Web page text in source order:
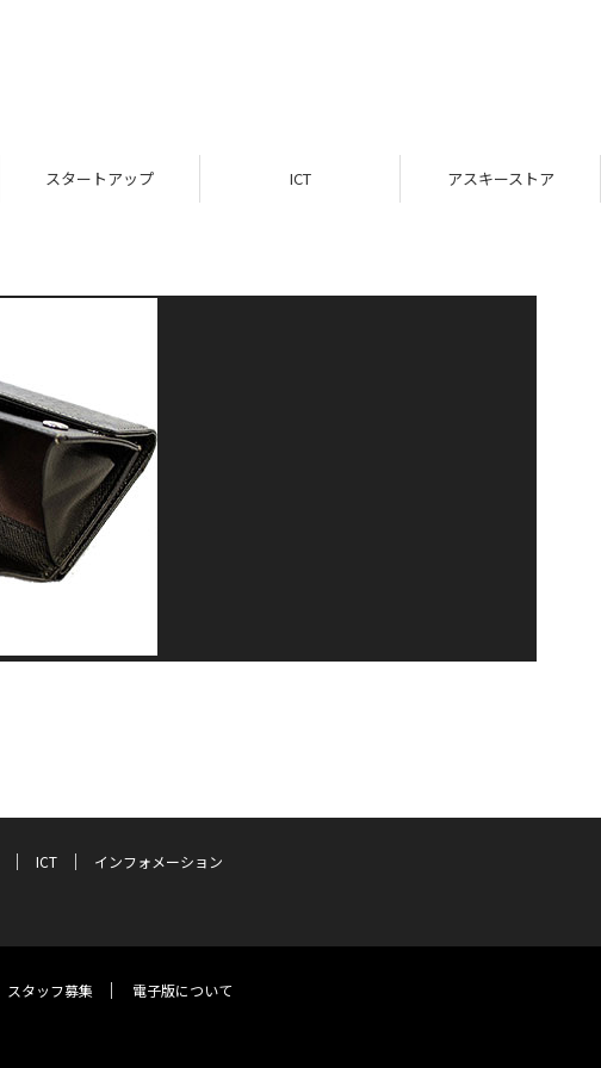
スタートアップ ICT アスキーストア
ICT
インフォメーション
スタッフ募集 電子版について